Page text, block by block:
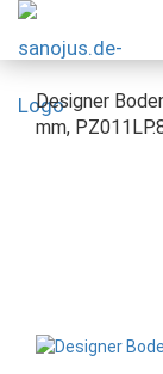
Designer
mm,